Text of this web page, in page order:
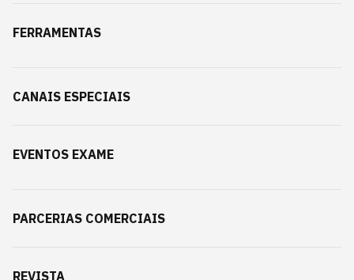
FERRAMENTAS
CANAIS ESPECIAIS
EVENTOS EXAME
PARCERIAS COMERCIAIS
REVISTA